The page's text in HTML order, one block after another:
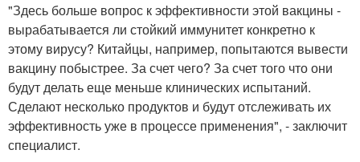
"Здесь больше вопрос к эффективности этой вакцины -
вырабатывается ли стойкий иммунитет конкретно к
этому вирусу? Китайцы, например, попытаются вывести
вакцину побыстрее. За счет чего? За счет того что они
будут делать еще меньше клинических испытаний.
Сделают несколько продуктов и будут отслеживать их
эффективность уже в процессе применения", - заключит
специалист.